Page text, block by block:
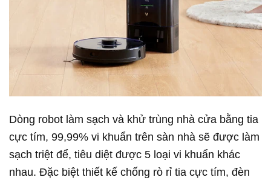
Dòng robot làm sạch và khử trùng nhà cửa bằng tia
cực tím, 99,99% vi khuẩn trên sàn nhà sẽ được làm
sạch triệt để, tiêu diệt được 5 loại vi khuẩn khác
nhau. Đặc biệt thiết kế chống rò rỉ tia cực tím, đèn